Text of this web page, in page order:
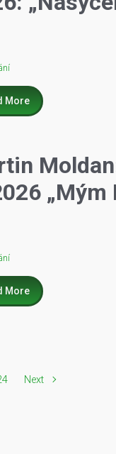
More
„Mým
More
Next